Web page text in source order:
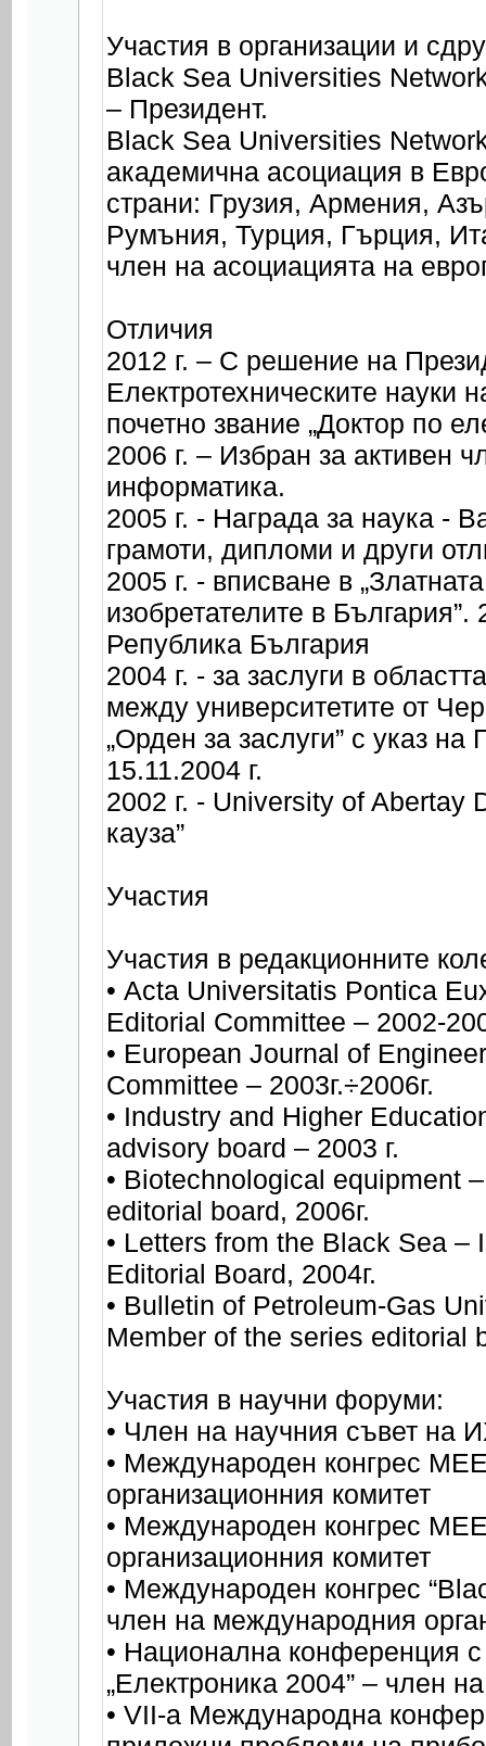
Участия в организации и
Black Sea Universities
– Президент.
Black Sea Universities
академична асоциация в
страни: Грузия, Армения,
Румъния, Турция, Гърция,
член на асоциацията на
Отличия
2012 г. – С решение на
Електротехническите науки
почетно звание „Доктор по
2006 г. – Избран за активен
информатика.
2005 г. - Награда за наука -
грамоти, дипломи и други
2005 г. - вписване в
изобретателите в
Република България
2004 г. - за заслуги в
между университетите от
„Орден за заслуги” с указ
15.11.2004 г.
2002 г. - University of Abertay
кауза”
Участия
Участия в редакционните
• Acta Universitatis Pontica
Editorial Committee – 2002-
• European Journal of
Committee – 2003г.÷2006г.
• Industry and Higher
advisory board – 2003 г.
• Biotechnological equipment
editorial board, 2006г.
• Letters from the Black Sea
Editorial Board, 2004г.
• Bulletin of Petroleum-Gas
Member of the series editorial
Участия в научни форуми:
• Член на научния съвет на
• Международен конгрес
организационния комитет
• Международен конгрес
организационния комитет
• Международен конгрес
член на международния
• Национална конференция
„Електроника 2004” – член
• VІІ-а Международна